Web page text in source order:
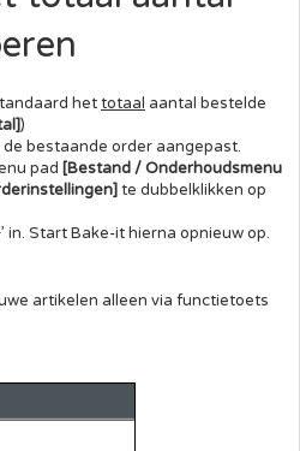
hettotaal aantal bestelde
)
bestaande order aangepast.
pad [Bestand / Onderhoudsmenu
te dubbelklikken op
in. Start Bake-it hierna opnieuw op.
artikelen alleen via functietoets